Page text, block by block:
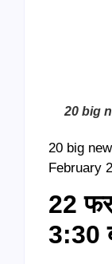
20 big
20 big
February
22
3:30